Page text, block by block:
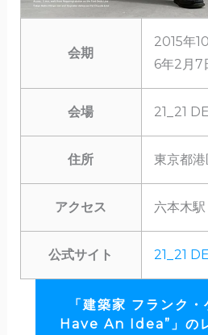
会期
2015年
6年2月7
会場 21_21
住所 東京都
アクセス 六本木
公式サイト 21_21
「建築家 フランク
Have An Idea”」の